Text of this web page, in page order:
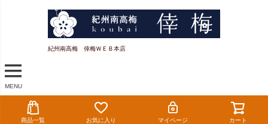
紀州南高梅 倖梅ＷＥＢ本店
MENU
商品一覧 お気に入り マイページ カート